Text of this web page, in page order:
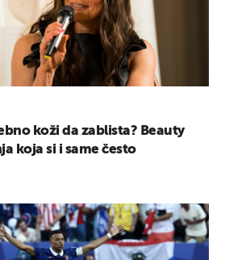
koži da zablista? Beauty
koja si i same često